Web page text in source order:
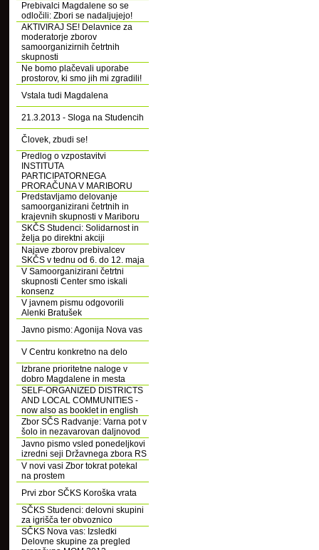
Prebivalci Magdalene so se
odločili: Zbori se nadaljujejo!
AKTIVIRAJ SE! Delavnice za
moderatorje zborov
samoorganizirnih četrtnih
skupnosti
Ne bomo plačevali uporabe
prostorov, ki smo jih mi zgradili!
Vstala tudi Magdalena
21.3.2013 - Sloga na Studencih
Človek, zbudi se!
Predlog o vzpostavitvi
INSTITUTA
PARTICIPATORNEGA
PRORAČUNA V MARIBORU
Predstavljamo delovanje
samoorganizirani četrtnih in
krajevnih skupnosti v Mariboru
SKČS Studenci: Solidarnost in
želja po direktni akciji
Najave zborov prebivalcev
SKČS v tednu od 6. do 12. maja
V Samoorganizirani četrtni
skupnosti Center smo iskali
konsenz
V javnem pismu odgovorili
Alenki Bratušek
Javno pismo: Agonija Nova vas
V Centru konkretno na delo
Izbrane prioritetne naloge v
dobro Magdalene in mesta
SELF-ORGANIZED DISTRICTS
AND LOCAL COMMUNITIES -
now also as booklet in english
Zbor SČS Radvanje: Varna pot v
šolo in nezavarovan daljnovod
Javno pismo vsled ponedeljkovi
izredni seji Državnega zbora RS
V novi vasi Zbor tokrat potekal
na prostem
Prvi zbor SČKS Koroška vrata
SČKS Studenci: delovni skupini
za igrišča ter obvoznico
SČKS Nova vas: Izsledki
Delovne skupine za pregled